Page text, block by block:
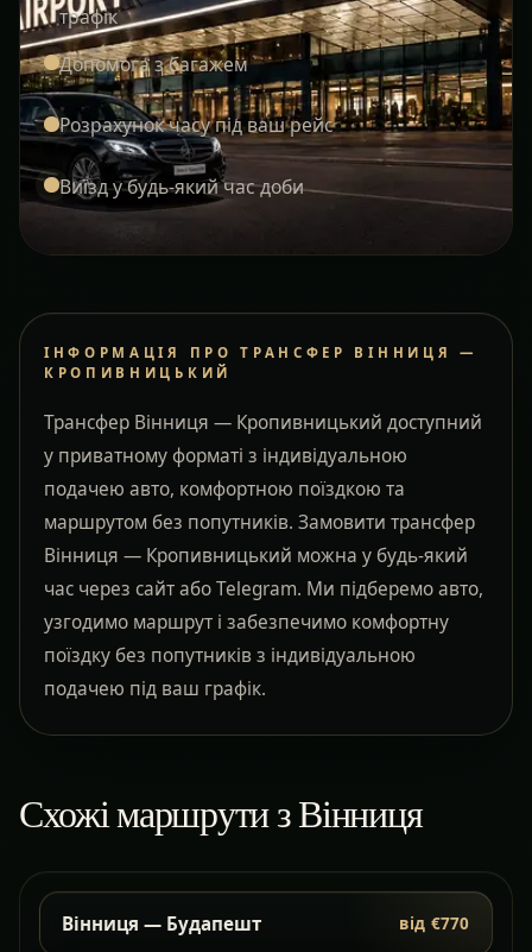
трафік
Допомога з багажем
Розрахунок часу під ваш рейс
Виїзд у будь-який час доби
ІНФОРМАЦІЯ ПРО ТРАНСФЕР ВІННИЦЯ —
КРОПИВНИЦЬКИЙ
Трансфер Вінниця — Кропивницький доступний
у приватному форматі з індивідуальною
подачею авто, комфортною поїздкою та
маршрутом без попутників. Замовити трансфер
Вінниця — Кропивницький можна у будь-який
час через сайт або Telegram. Ми підберемо авто,
узгодимо маршрут і забезпечимо комфортну
поїздку без попутників з індивідуальною
подачею під ваш графік.
Схожі маршрути з Вінниця
Вінниця — Будапешт від €770